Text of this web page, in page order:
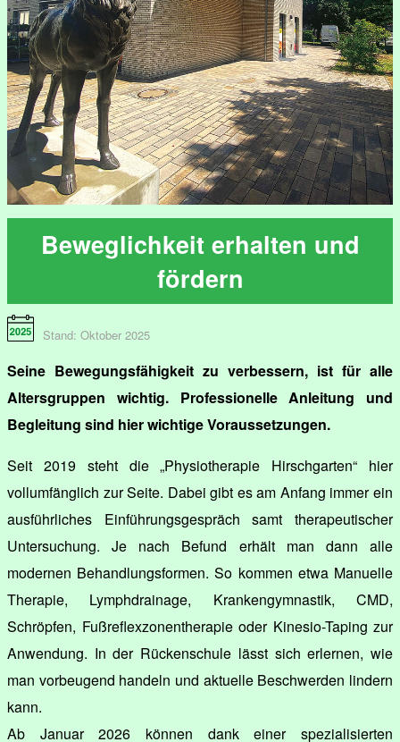
Beweglichkeit erhalten und
fördern
Stand: Oktober 2025
Seine Bewegungsfähigkeit zu verbessern, ist für alle
Altersgruppen wichtig. Professionelle Anleitung und
Begleitung sind hier wichtige Voraussetzungen.
Seit 2019 steht die „Physiotherapie Hirschgarten“ hier
vollumfänglich zur Seite. Dabei gibt es am Anfang immer ein
ausführliches Einführungsgespräch samt therapeutischer
Untersuchung. Je nach Befund erhält man dann alle
modernen Behandlungsformen. So kommen etwa Manuelle
Therapie, Lymphdrainage, Krankengymnastik, CMD,
Schröpfen, Fußreflexzonentherapie oder Kinesio-Taping zur
Anwendung. In der Rückenschule lässt sich erlernen, wie
man vorbeugend handeln und aktuelle Beschwerden lindern
kann.
Ab Januar 2026 können dank einer spezialisierten